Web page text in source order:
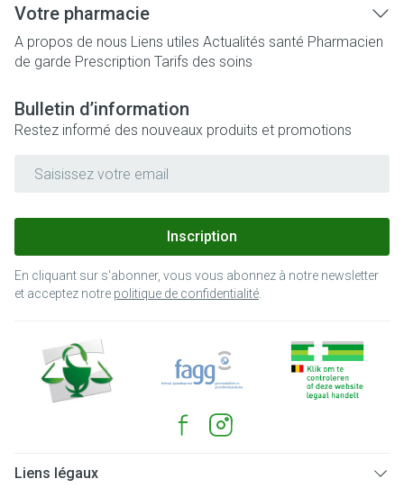
Votre pharmacie
A propos de nous Liens utiles Actualités santé Pharmacien
de garde Prescription Tarifs des soins
Bulletin d’information
Restez informé des nouveaux produits et promotions
Inscription
En cliquant sur s'abonner, vous vous abonnez à notre newsletter
et acceptez notre politique de confidentialité
Liens légaux